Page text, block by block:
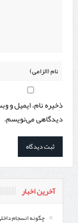
ذخیره نام، ایمیل و
دیدگاهی می‌نویسم.
آخرین اخبار
چگونه انسجام